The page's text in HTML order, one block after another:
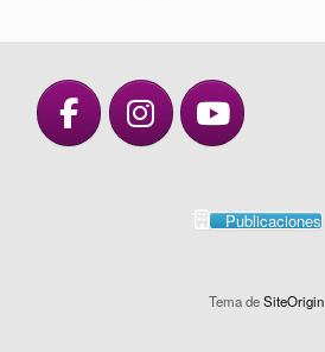
Publicaciones
Tema deSiteOrigin